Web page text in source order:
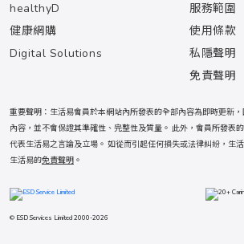
healthyD
健康網購
Digital Solutions
服務範圍
使用條款
私隱聲明
免責聲明
重要聲明：生活易會員於本網站內所發表的全部內容為即時更新
內容，並不會保證其準確性、完整性及質量。 此外，會員所發表
代表生活易之言論及立場。 如從而引起任何損失或法律糾紛，生
生活易的免責聲明 。
© ESD Services Limited 2000-2026